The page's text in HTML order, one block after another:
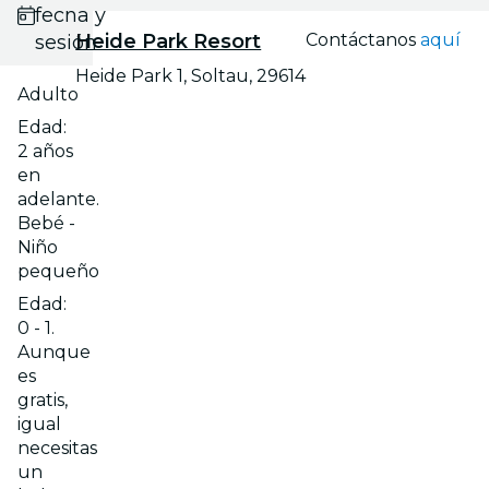
fecha y
sesión
Adulto
Edad:
2 años
en
adelante.
Bebé -
Niño
pequeño
Edad:
0 - 1.
Aunque
es
gratis,
igual
necesitas
un
Heide Park Resort
Heide Park 1, Soltau, 29614
Contáctanosaquí